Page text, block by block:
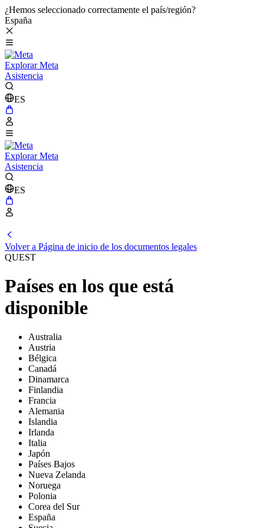
¿Hemos seleccionado correctamente el país/región?
España
Explorar Meta
Asistencia
ES
Explorar Meta
Asistencia
ES
Volver a Página de inicio de los documentos legales
QUEST
Países en los que está
disponible
Australia
Austria
Bélgica
Canadá
Dinamarca
Finlandia
Francia
Alemania
Islandia
Irlanda
Italia
Japón
Países Bajos
Nueva Zelanda
Noruega
Polonia
Corea del Sur
España